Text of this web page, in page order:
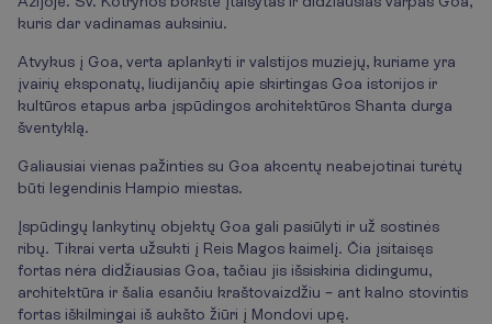
kuris dar vadinamas auksiniu.
Atvykus į Goa, verta aplankyti ir valstijos muziejų, kuriame yra
įvairių eksponatų, liudijančių apie skirtingas Goa istorijos ir
kultūros etapus arba įspūdingos architektūros Shanta durga
šventyklą.
Galiausiai vienas pažinties su Goa akcentų neabejotinai turėtų
būti legendinis Hampio miestas.
Įspūdingų lankytinų objektų Goa gali pasiūlyti ir už sostinės
ribų. Tikrai verta užsukti į Reis Magos kaimelį. Čia įsitaisęs
fortas nėra didžiausias Goa, tačiau jis išsiskiria didingumu,
architektūra ir šalia esančiu kraštovaizdžiu – ant kalno stovintis
fortas iškilmingai iš aukšto žiūri į Mondovi upę.